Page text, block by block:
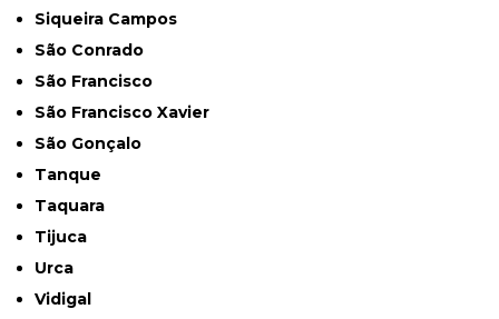
Siqueira Campos
São Conrado
São Francisco
São Francisco Xavier
São Gonçalo
Tanque
Taquara
Tijuca
Urca
Vidigal